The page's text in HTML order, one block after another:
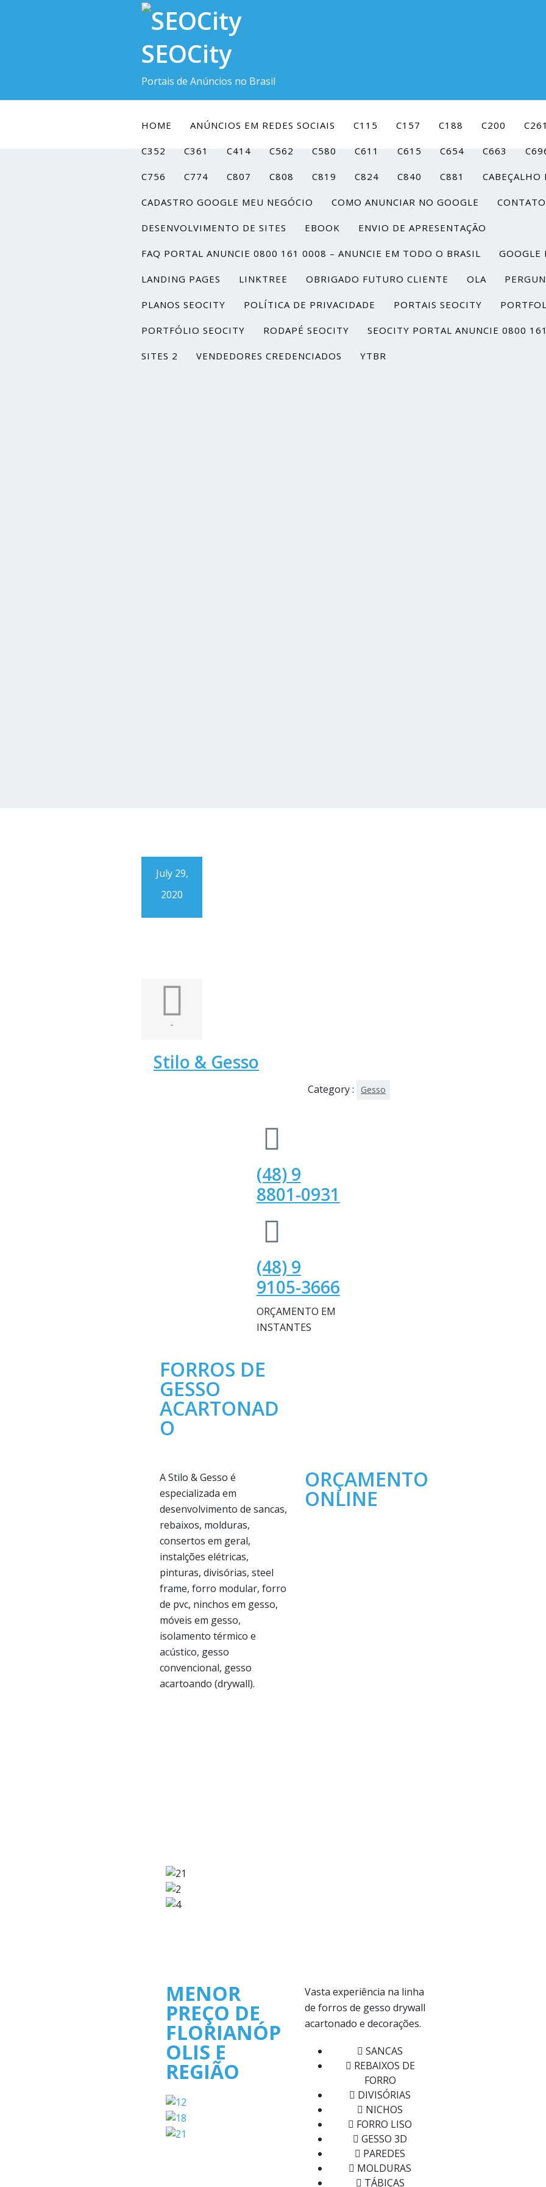
SEOCity
Portais de Anúncios no Brasil
HOME ANÚNCIOS EM REDES SOCIAIS C115 C157 C188 C200 C261
C352 C361 C414 C562 C580 C611 C615 C654 C663
C756 C774 C807 C808 C819 C824 C840 C881 CABEÇALHO
CADASTRO GOOGLE MEU NEGÓCIO COMO ANUNCIAR NO GOOGLE
DESENVOLVIMENTO DE SITES EBOOK ENVIO DE APRESENTAÇÃO
FAQ PORTAL ANUNCIE 0800 161 0008 – ANUNCIE EM TODO O BRASIL GOOGLE
LANDING PAGES LINKTREE OBRIGADO FUTURO CLIENTE OLA
PLANOS SEOCITY POLÍTICA DE PRIVACIDADE PORTAIS SEOCITY
PORTFÓLIO SEOCITY RODAPÉ SEOCITY SEOCITY PORTAL ANUNCIE 0800
SITES 2 VENDEDORES CREDENCIADOS YTBR
July 29,
2020
-
Stilo & Gesso
Category : Gesso
(48) 9
8801-0931
(48) 9
9105-3666
ORÇAMENTO EM
INSTANTES
FORROS DE
GESSO
ACARTONAD
O
A Stilo & Gesso é
especializada em
desenvolvimento de sancas,
rebaixos, molduras,
consertos em geral,
instalções elétricas,
pinturas, divisórias, steel
frame, forro modular, forro
de pvc, ninchos em gesso,
móveis em gesso,
isolamento térmico e
acústico, gesso
convencional, gesso
acartoando (drywall).
ORÇAMENTO
ONLINE
MENOR
PREÇO DE
FLORIANÓP
OLIS E
REGIÃO
Vasta experiência na linha
de forros de gesso drywall
acartonado e decorações.
SANCAS
REBAIXOS DE
FORRO
DIVISÓRIAS
NICHOS
FORRO LISO
GESSO 3D
PAREDES
MOLDURAS
TÁBICAS